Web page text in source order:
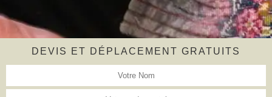
DEVIS ET DÉPLACEMENT GRATUITS